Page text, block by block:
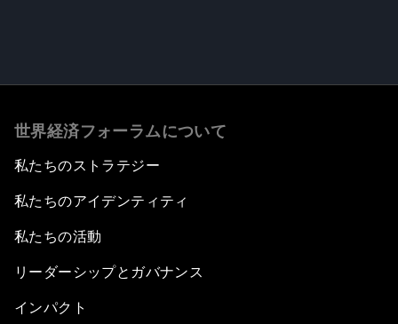
世界経済フォーラムについて
私たちのストラテジー
私たちのアイデンティティ
私たちの活動
リーダーシップとガバナンス
インパクト